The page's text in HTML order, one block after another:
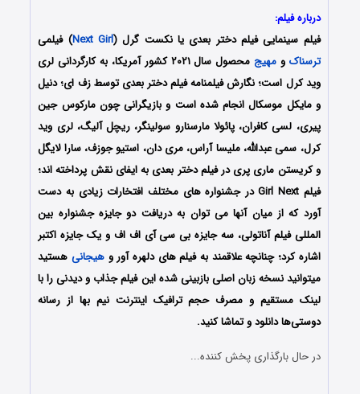
درباره فیلم:
فیلم سینمایی فیلم دختر بعدی یا نکست گرل (Next Girl) فیلمی
ترسناک و مهیج
محصول سال ۲۰۲۱ کشور آمریکا، به کارگردانی لری
وید کرل است؛ نگارش فیلمنامه فیلم دختر بعدی توسط زف ای؛ دنیل
و مایکل موسکال انجام شده است و بازیگرانی چون مارکوس جین
پیری، لسی کافران، پائولا مارسنارو سولینگر، ریچل آلیگ، لری وید
کرل، سمی عبدالله، ملیسا آراس، مری دان، استیو جوزف، سارا لایگل
و کریستن ماری پری در فیلم دختر بعدی به ایفای نقش پرداخته ‌اند؛
فیلم Girl Next در جشنواره های مختلف افتخارات زیادی به دست
آورد که از میان آنها می توان به دریافت دو جایزه جشنواره بین
المللی فیلم آناتولی، سه جایزه بی سی آی اف اف و یک جایزه اکتبر
اشاره کرد؛ چنانچه علاقمند به فیلم های دلهره آور وهیجانی هستید
میتوانید نسخه زبان اصلی بازبینی شده این فیلم جذاب و دیدنی را با
لینک مستقیم و مصرف حجم ترافیک اینترنت نیم بها از رسانه
دوستی‌ها دانلود و تماشا کنید.
در حال بارگذاری پخش کننده...